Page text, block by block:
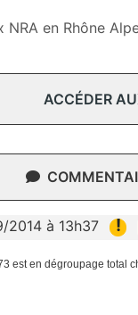
NRA en Rhône
ACCÉDER
2014 à 13h37 !
est en dégroupage total